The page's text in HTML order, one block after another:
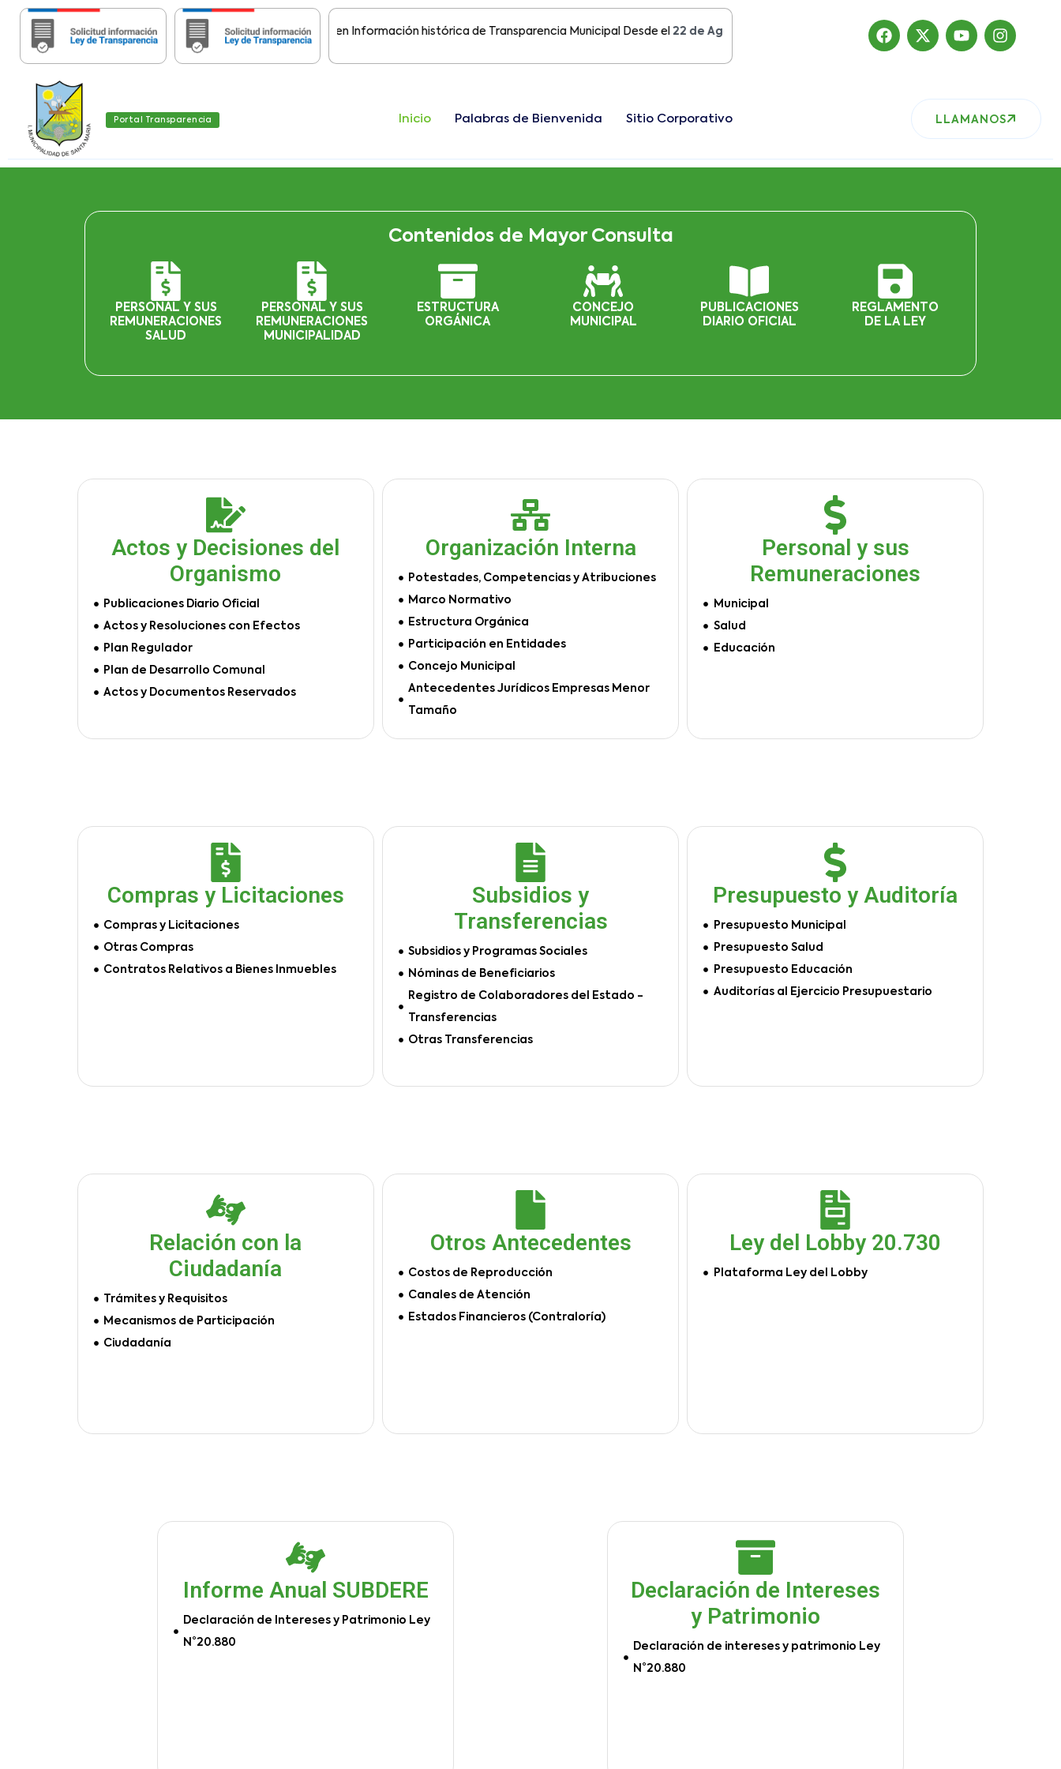
Importante: Estas páginas contienen Información histórica de Transparencia Municipal Desde el22 de Agosto del 2019 , nuestro sitio ha migrado
Portal Transparencia Inicio Palabras de Bienvenida Sitio Corporativo LLAMANOS
Contenidos de Mayor Consulta
PERSONAL Y SUS
REMUNERACIONES
SALUD
PERSONAL Y SUS
REMUNERACIONES
MUNICIPALIDAD
ESTRUCTURA
ORGÁNICA
CONCEJO
MUNICIPAL
PUBLICACIONES
DIARIO OFICIAL
REGLAMENTO
DE LA LEY
Actos y Decisiones del
Organismo
Publicaciones Diario Oficial
Actos y Resoluciones con Efectos
Plan Regulador
Plan de Desarrollo Comunal
Actos y Documentos Reservados
Organización Interna
Potestades, Competencias y Atribuciones
Marco Normativo
Estructura Orgánica
Participación en Entidades
Concejo Municipal
Antecedentes Jurídicos Empresas Menor
Tamaño
Personal y sus
Remuneraciones
Municipal
Salud
Educación
Compras y Licitaciones
Compras y Licitaciones
Otras Compras
Contratos Relativos a Bienes Inmuebles
Subsidios y
Transferencias
Subsidios y Programas Sociales
Nóminas de Beneficiarios
Registro de Colaboradores del Estado -
Transferencias
Otras Transferencias
Presupuesto y Auditoría
Presupuesto Municipal
Presupuesto Salud
Presupuesto Educación
Auditorías al Ejercicio Presupuestario
Relación con la
Ciudadanía
Trámites y Requisitos
Mecanismos de Participación
Ciudadanía
Otros Antecedentes
Costos de Reproducción
Canales de Atención
Estados Financieros (Contraloría)
Ley del Lobby 20.730
Plataforma Ley del Lobby
Informe Anual SUBDERE
Declaración de Intereses y Patrimonio Ley
N°20.880
Declaración de Intereses
y Patrimonio
Declaración de intereses y patrimonio Ley
N°20.880